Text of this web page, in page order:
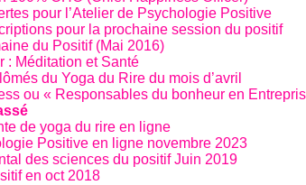
pour l’Atelier de Psychologie Positive
pour la prochaine session du positif
du Positif (Mai 2016)
: Méditation et Santé
du Yoga du Rire du mois d’avril
ou « Responsables du bonheur en
de yoga du rire en ligne
Positive en ligne novembre 2023
des sciences du positif Juin 2019
en oct 2018